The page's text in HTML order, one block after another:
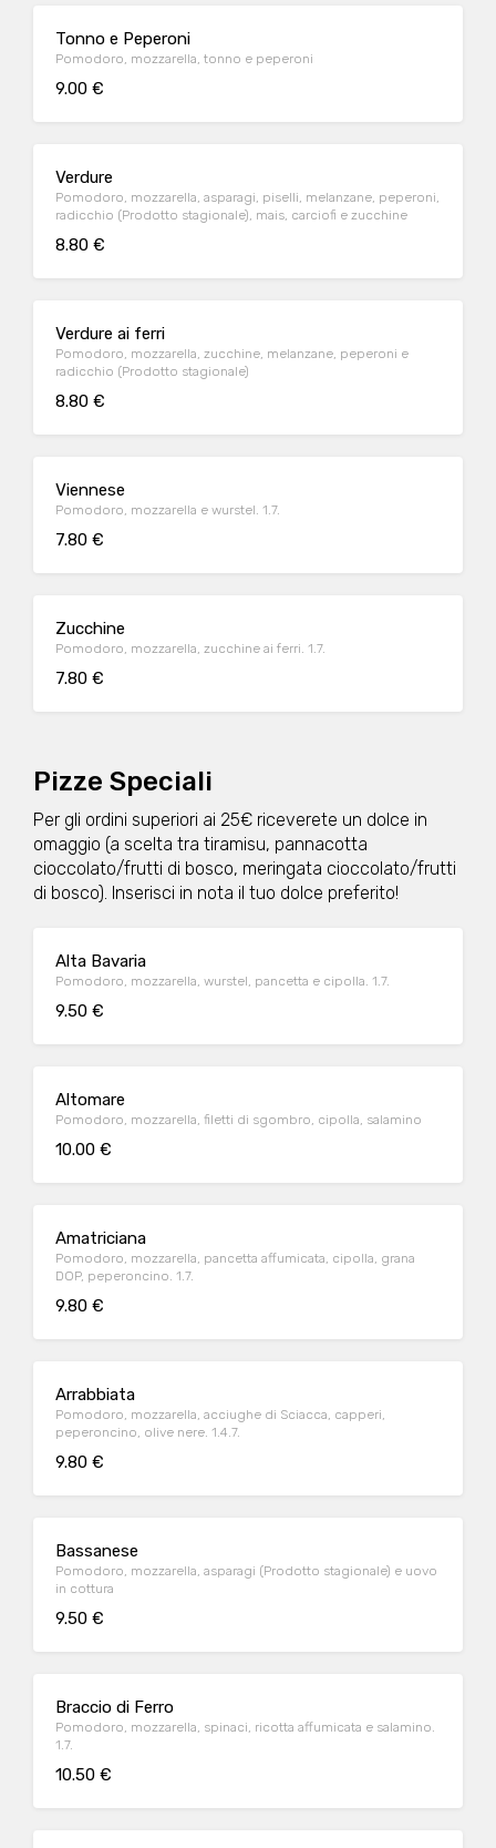
Tonno e Peperoni
Pomodoro, mozzarella, tonno e peperoni
9.00 €
Verdure
Pomodoro, mozzarella, asparagi, piselli, melanzane, peperoni,
radicchio (Prodotto stagionale), mais, carciofi e zucchine
8.80 €
Verdure ai ferri
Pomodoro, mozzarella, zucchine, melanzane, peperoni e
radicchio (Prodotto stagionale)
8.80 €
Viennese
Pomodoro, mozzarella e wurstel. 1.7.
7.80 €
Zucchine
Pomodoro, mozzarella, zucchine ai ferri. 1.7.
7.80 €
Pizze Speciali
Per gli ordini superiori ai 25€ riceverete un dolce in
omaggio (a scelta tra tiramisu, pannacotta
cioccolato/frutti di bosco, meringata cioccolato/frutti
di bosco). Inserisci in nota il tuo dolce preferito!
Alta Bavaria
Pomodoro, mozzarella, wurstel, pancetta e cipolla. 1.7.
9.50 €
Altomare
Pomodoro, mozzarella, filetti di sgombro, cipolla, salamino
10.00 €
Amatriciana
Pomodoro, mozzarella, pancetta affumicata, cipolla, grana
DOP, peperoncino. 1.7.
9.80 €
Arrabbiata
Pomodoro, mozzarella, acciughe di Sciacca, capperi,
peperoncino, olive nere. 1.4.7.
9.80 €
Bassanese
Pomodoro, mozzarella, asparagi (Prodotto stagionale) e uovo
in cottura
9.50 €
Braccio di Ferro
Pomodoro, mozzarella, spinaci, ricotta affumicata e salamino.
1.7.
10.50 €